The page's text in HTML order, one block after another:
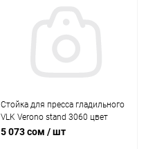
Стойка для пресса гладильного
VLK Verono stand 3060 цвет
черный
5 073 сом / шт